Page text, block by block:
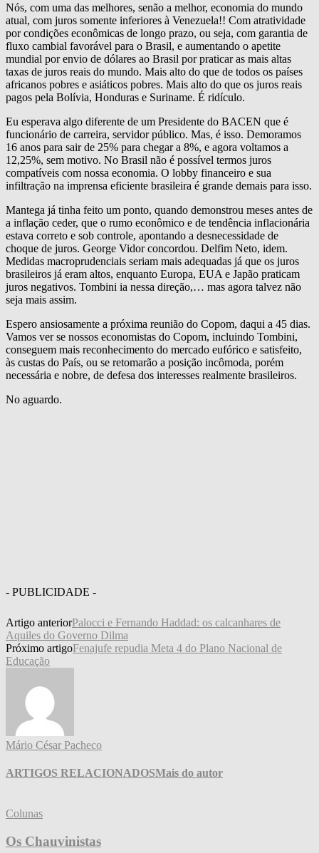
Nós, com uma das melhores, senão a melhor, economia do mundo
atual, com juros somente inferiores à Venezuela!! Com atratividade
por condições econômicas de longo prazo, ou seja, com garantia de
fluxo cambial favorável para o Brasil, e aumentando o apetite
mundial por envio de dólares ao Brasil por praticar as mais altas
taxas de juros reais do mundo. Mais alto do que de todos os países
africanos pobres e asiáticos pobres. Mais alto do que os juros reais
pagos pela Bolívia, Honduras e Suriname. É ridículo.
Eu esperava algo diferente de um Presidente do BACEN que é
funcionário de carreira, servidor público. Mas, é isso. Demoramos
16 anos para sair de 25% para chegar a 8%, e agora voltamos a
12,25%, sem motivo. No Brasil não é possível termos juros
compatíveis com nossa economia. O lobby financeiro e sua
infiltração na imprensa eficiente brasileira é grande demais para isso.
Mantega já tinha feito um ponto, quando demonstrou meses antes de
a inflação ceder, que o rumo econômico e de tendência inflacionária
estava correto e sob controle, apontando a desnecessidade de
choque de juros. George Vidor concordou. Delfim Neto, idem.
Medidas macroprudenciais seriam mais adequadas já que os juros
brasileiros já eram altos, enquanto Europa, EUA e Japão praticam
juros negativos. Tombini ia nessa direção,… mas agora talvez não
seja mais assim.
Espero ansiosamente a próxima reunião do Copom, daqui a 45 dias.
Vamos ver se nossos economistas do Copom, incluindo Tombini,
conseguem mais reconhecimento do mercado eufórico e satisfeito,
às custas do País, ou se retomarão a posição incômoda, porém
necessária e nobre, de defesa dos interesses realmente brasileiros.
No aguardo.
- PUBLICIDADE -
Artigo anteriorPalocci e Fernando Haddad: os calcanhares de
Aquiles do Governo Dilma
Próximo artigoFenajufe repudia Meta 4 do Plano Nacional de
Educação
Mário César Pacheco
ARTIGOS RELACIONADOSMais do autor
Colunas
Os Chauvinistas